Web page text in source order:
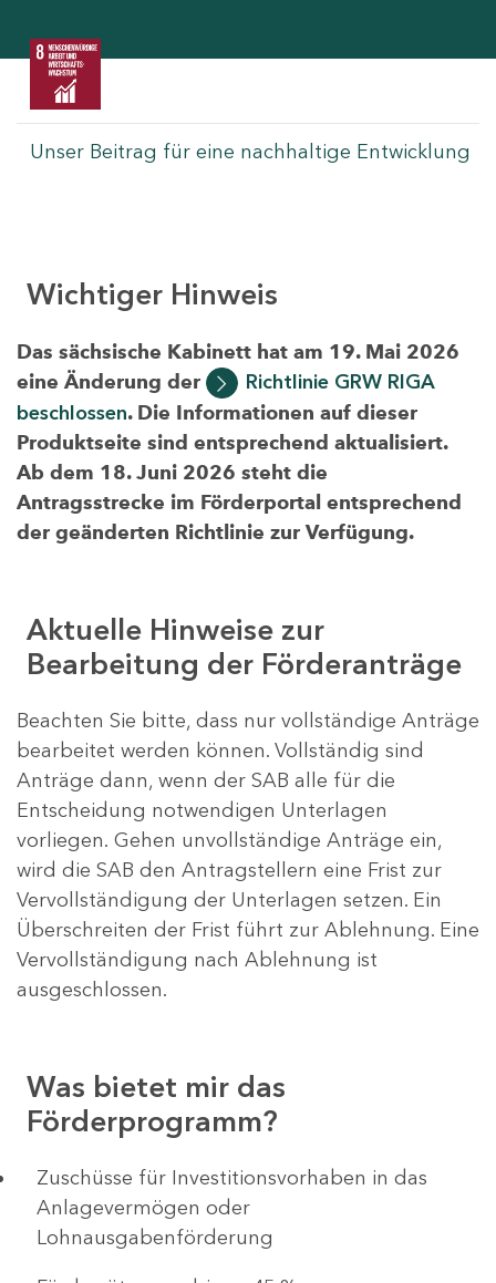
Unser Beitrag für eine nachhaltige Entwicklung
Wichtiger Hinweis
Das sächsische Kabinett hat am 19. Mai 2026
eine Änderung der
Richtlinie GRW RIGA
beschlossen. Die Informationen auf dieser
Produktseite sind entsprechend aktualisiert.
Ab dem 18. Juni 2026 steht die
Antragsstrecke im Förderportal entsprechend
der geänderten Richtlinie zur Verfügung.
Aktuelle Hinweise zur
Bearbeitung der Förderanträge
Beachten Sie bitte, dass nur vollständige Anträge
bearbeitet werden können. Vollständig sind
Anträge dann, wenn der SAB alle für die
Entscheidung notwendigen Unterlagen
vorliegen. Gehen unvollständige Anträge ein,
wird die SAB den Antragstellern eine Frist zur
Vervollständigung der Unterlagen setzen. Ein
Überschreiten der Frist führt zur Ablehnung. Eine
Vervollständigung nach Ablehnung ist
ausgeschlossen.
Was bietet mir das
Förderprogramm?
​​​​​​Zuschüsse für Investitionsvorhaben in das
Anlagevermögen oder
Lohnausgabenförderung